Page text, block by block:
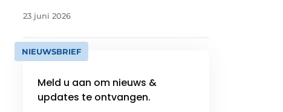
23 juni 2026
NIEUWSBRIEF
Meld u aan om nieuws &
updates te ontvangen.